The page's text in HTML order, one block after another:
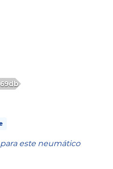
69db
este neumático